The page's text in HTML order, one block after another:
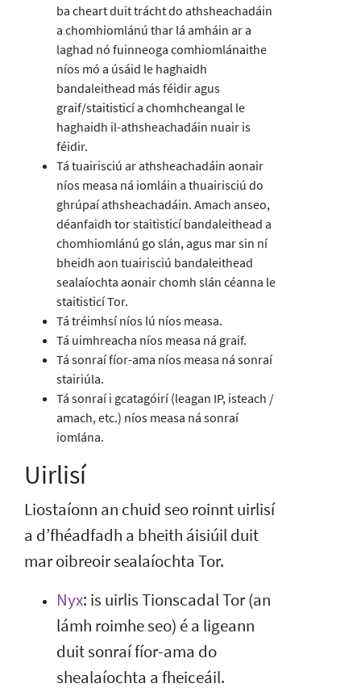
ba cheart duit trácht do athsheachadáin
a chomhiomlánú thar lá amháin ar a
laghad nó fuinneoga comhiomlánaithe
níos mó a úsáid le haghaidh
bandaleithead más féidir agus
graif/staitisticí a chomhcheangal le
haghaidh il-athsheachadáin nuair is
féidir.
Tá tuairisciú ar athsheachadáin aonair
níos measa ná iomláin a thuairisciú do
ghrúpaí athsheachadáin. Amach anseo,
déanfaidh tor staitisticí bandaleithead a
chomhiomlánú go slán, agus mar sin ní
bheidh aon tuairisciú bandaleithead
sealaíochta aonair chomh slán céanna le
staitisticí Tor.
Tá tréimhsí níos lú níos measa.
Tá uimhreacha níos measa ná graif.
Tá sonraí fíor-ama níos measa ná sonraí
stairiúla.
Tá sonraí i gcatagóirí (leagan IP, isteach /
amach, etc.) níos measa ná sonraí
iomlána.
Uirlisí
Liostaíonn an chuid seo roinnt uirlisí
a d’fhéadfadh a bheith áisiúil duit
mar oibreoir sealaíochta Tor.
Nyx: is uirlis Tionscadal Tor (an
lámh roimhe seo) é a ligeann
duit sonraí fíor-ama do
shealaíochta a fheiceáil.